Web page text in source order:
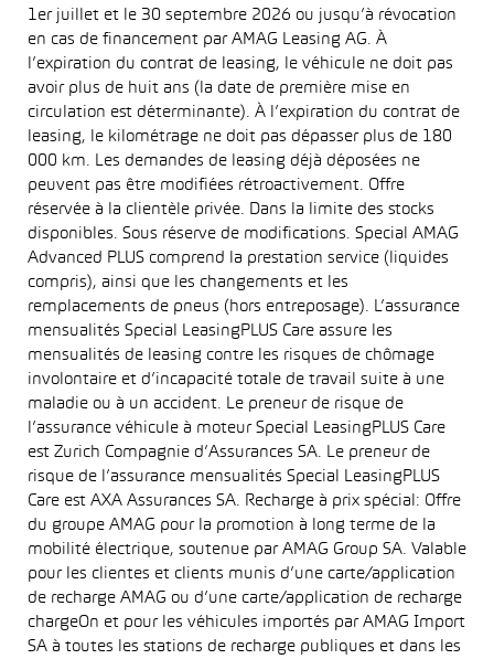
1er juillet et le 30 septembre 2026 ou jusqu’à révocation
en cas de financement par AMAG Leasing AG. À
l’expiration du contrat de leasing, le véhicule ne doit pas
avoir plus de huit ans (la date de première mise en
circulation est déterminante). À l’expiration du contrat de
leasing, le kilométrage ne doit pas dépasser plus de 180
000 km. Les demandes de leasing déjà déposées ne
peuvent pas être modifiées rétroactivement. Offre
réservée à la clientèle privée. Dans la limite des stocks
disponibles. Sous réserve de modifications. Special AMAG
Advanced PLUS comprend la prestation service (liquides
compris), ainsi que les changements et les
remplacements de pneus (hors entreposage). L’assurance
mensualités Special LeasingPLUS Care assure les
mensualités de leasing contre les risques de chômage
involontaire et d’incapacité totale de travail suite à une
maladie ou à un accident. Le preneur de risque de
l’assurance véhicule à moteur Special LeasingPLUS Care
est Zurich Compagnie d’Assurances SA. Le preneur de
risque de l’assurance mensualités Special LeasingPLUS
Care est AXA Assurances SA. Recharge à prix spécial: Offre
du groupe AMAG pour la promotion à long terme de la
mobilité électrique, soutenue par AMAG Group SA. Valable
pour les clientes et clients munis d’une carte/application
de recharge AMAG ou d’une carte/application de recharge
chargeOn et pour les véhicules importés par AMAG Import
SA à toutes les stations de recharge publiques et dans les